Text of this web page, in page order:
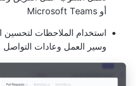
أو Microsoft Teams
استخدام الملاحظات لتحسين
وسير العمل وعادات التواصل